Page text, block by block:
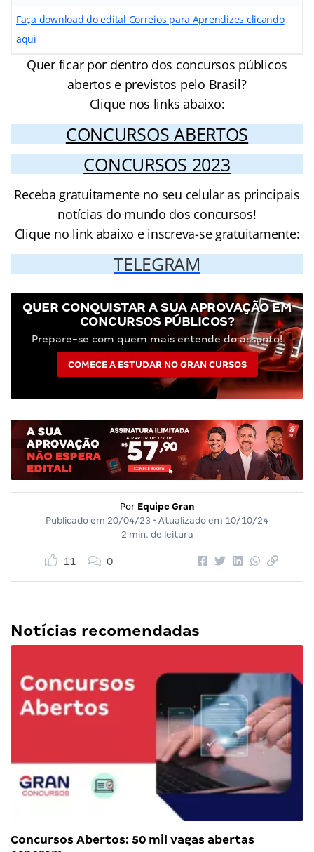
Faça download do edital Correios para Aprendizes clicando
aqui
Quer ficar por dentro dos concursos públicos
abertos e previstos pelo Brasil?
Clique nos links abaixo:
CONCURSOS ABERTOS
CONCURSOS 2023
Receba gratuitamente no seu celular as principais
notícias do mundo dos concursos!
Clique no link abaixo e inscreva-se gratuitamente:
TELEGRAM
QUER CONQUISTAR A SUA APROVAÇÃO EM
CONCURSOS PÚBLICOS?
Prepare-se com quem mais entende do assunto!
COMECE A ESTUDAR NO GRAN CURSOS
Por Equipe Gran
Publicado em 20/04/23 • Atualizado em 10/10/24
2 min. de leitura
11 0
Notícias recomendadas
Concursos Abertos: 50 mil vagas abertas